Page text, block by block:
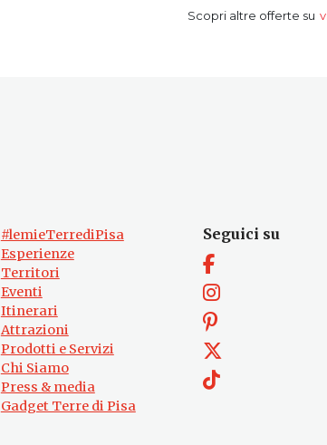
#lemieTerrediPisa
Esperienze
Territori
Eventi
Itinerari
Attrazioni
Prodotti e Servizi
Chi Siamo
Press & media
Gadget Terre di Pisa
Seguici su